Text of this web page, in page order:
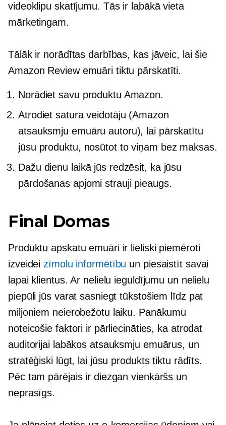
videoklipu skatījumu. Tās ir labākā vieta
mārketingam.
Tālāk ir norādītas darbības, kas jāveic, lai šie
Amazon Review emuāri tiktu pārskatīti.
Norādiet savu produktu Amazon.
Atrodiet satura veidotāju (Amazon
atsauksmju emuāru autoru), lai pārskatītu
jūsu produktu, nosūtot to viņam bez maksas.
Dažu dienu laikā jūs redzēsit, ka jūsu
pārdošanas apjomi strauji pieaugs.
Final Domas
Produktu apskatu emuāri ir lieliski piemēroti
izveidei zīmolu informētību un piesaistīt savai
lapai klientus. Ar nelielu ieguldījumu un nelielu
piepūli jūs varat sasniegt tūkstošiem līdz pat
miljoniem neierobežotu laiku. Panākumu
noteicošie faktori ir pārliecināties, ka atrodat
auditorijai labākos atsauksmju emuārus, un
stratēģiski lūgt, lai jūsu produkts tiktu rādīts.
Pēc tam pārējais ir diezgan vienkāršs un
neprasīgs.